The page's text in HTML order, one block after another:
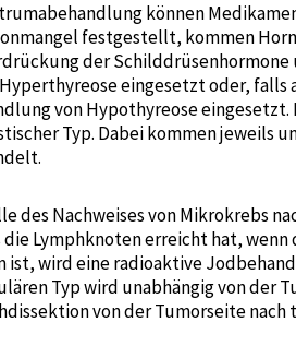
können
festgestellt, kommen
der
eingesetzt oder, falls
von Hypothyreose
Typ. Dabei kommen jeweils
des Nachweises von Mikrokrebs
die Lymphknoten erreicht hat,
ist, wird eine radioaktive
Typ wird unabhängig von der
von der Tumorseite